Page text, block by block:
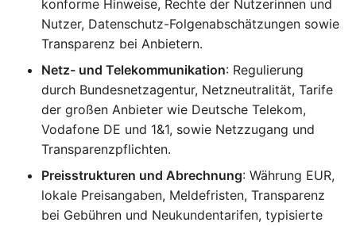
konforme Hinweise, Rechte der Nutzerinnen und
Nutzer, Datenschutz-Folgenabschätzungen sowie
Transparenz bei Anbietern.
Netz- und Telekommunikation: Regulierung
durch Bundesnetzagentur, Netzneutralität, Tarife
der großen Anbieter wie Deutsche Telekom,
Vodafone DE und 1&1, sowie Netzzugang und
Transparenzpflichten.
Preisstrukturen und Abrechnung: Währung EUR,
lokale Preisangaben, Meldefristen, Transparenz
bei Gebühren und Neukundentarifen, typisierte